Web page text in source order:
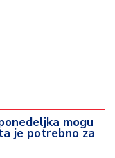
mogu
je potrebno za